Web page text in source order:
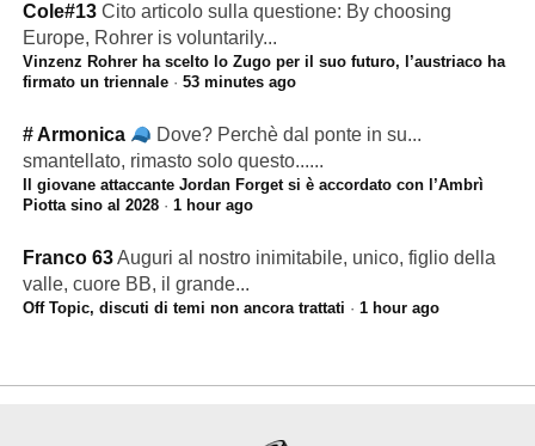
Cole#13 Cito articolo sulla questione: By choosing
Europe, Rohrer is voluntarily...
Vinzenz Rohrer ha scelto lo Zugo per il suo futuro, l’austriaco ha
firmato un triennale· 53 minutes ago
# Armonica
Dove? Perchè dal ponte in su...
smantellato, rimasto solo questo......
Il giovane attaccante Jordan Forget si è accordato con l’Ambrì
Piotta sino al 2028· 1 hour ago
Franco 63Auguri al nostro inimitabile, unico, figlio della
valle, cuore BB, il grande...
Off Topic, discuti di temi non ancora trattati · 1 hour ago